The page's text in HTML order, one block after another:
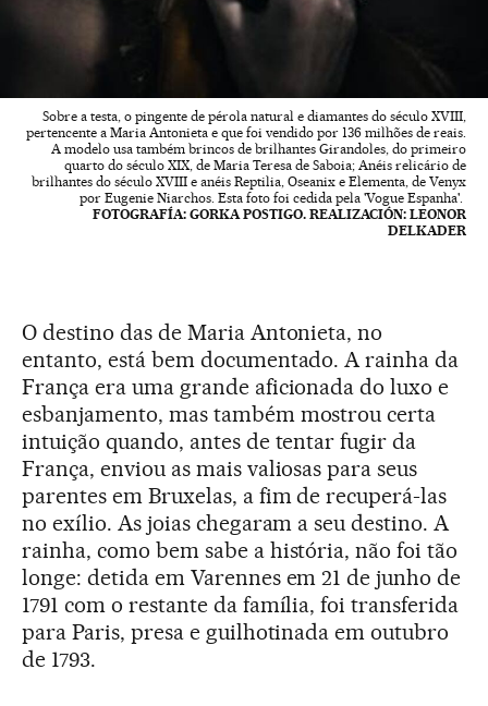
Sobre a testa, o pingente de pérola natural e diamantes do século XVIII,
pertencente a Maria Antonieta e que foi vendido por 136 milhões de reais.
A modelo usa também brincos de brilhantes Girandoles, do primeiro
quarto do século XIX, de Maria Teresa de Saboia; Anéis relicário de
brilhantes do século XVIII e anéis Reptilia, Oseanix e Elementa, de Venyx
por Eugenie Niarchos. Esta foto foi cedida pela 'Vogue Espanha'.
FOTOGRAFÍA: GORKA POSTIGO. REALIZACIÓN: LEONOR
DELKADER
O destino das de Maria Antonieta, no
entanto, está bem documentado. A rainha da
França era uma grande aficionada do luxo e
esbanjamento, mas também mostrou certa
intuição quando, antes de tentar fugir da
França, enviou as mais valiosas para seus
parentes em Bruxelas, a fim de recuperá-las
no exílio. As joias chegaram a seu destino. A
rainha, como bem sabe a história, não foi tão
longe: detida em Varennes em 21 de junho de
1791 com o restante da família, foi transferida
para Paris, presa e guilhotinada em outubro
de 1793.